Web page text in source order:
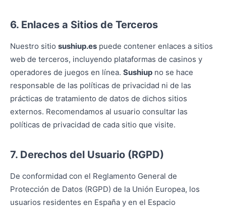
6. Enlaces a Sitios de Terceros
Nuestro sitio sushiup.es puede contener enlaces a sitios
web de terceros, incluyendo plataformas de casinos y
operadores de juegos en línea. Sushiup no se hace
responsable de las políticas de privacidad ni de las
prácticas de tratamiento de datos de dichos sitios
externos. Recomendamos al usuario consultar las
políticas de privacidad de cada sitio que visite.
7. Derechos del Usuario (RGPD)
De conformidad con el Reglamento General de
Protección de Datos (RGPD) de la Unión Europea, los
usuarios residentes en España y en el Espacio